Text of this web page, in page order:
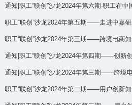
通知|职工“联创”沙龙2024年第六期-职工在中
验分享
职工“联创”沙龙2024年第五期——走进中嘉
职工“联创”沙龙2024年第三期——跨境电商
通知|职工“联创”沙龙2024年第四期——创新
通知|职工“联创”沙龙2024年第三期——跨境
职工“联创”沙龙2024年第二期——用户创新